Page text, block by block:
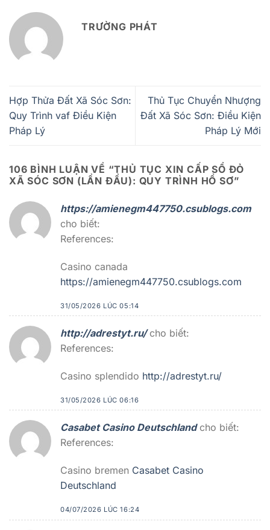
TRƯỜNG PHÁT
Hợp Thửa Đất Xã Sóc Sơn:
Quy Trình vaf Điều Kiện
Pháp Lý
Thủ Tục Chuyển Nhượng
Đất Xã Sóc Sơn: Điều Kiện
Pháp Lý Mới
106 BÌNH LUẬN VỀ “THỦ TỤC XIN CẤP SỔ ĐỎ
XÃ SÓC SƠN (LẦN ĐẦU): QUY TRÌNH HỒ SƠ”
https://amienegm447750.csublogs.com
cho biết:
References:
Casino canada
https://amienegm447750.csublogs.com
31/05/2026 LÚC 05:14
http://adrestyt.ru/ cho biết:
References:
Casino splendido http://adrestyt.ru/
31/05/2026 LÚC 06:16
Casabet Casino Deutschland cho biết:
References:
Casino bremen Casabet Casino
Deutschland
04/07/2026 LÚC 16:24